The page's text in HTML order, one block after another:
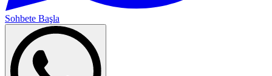
Sohbete Başla